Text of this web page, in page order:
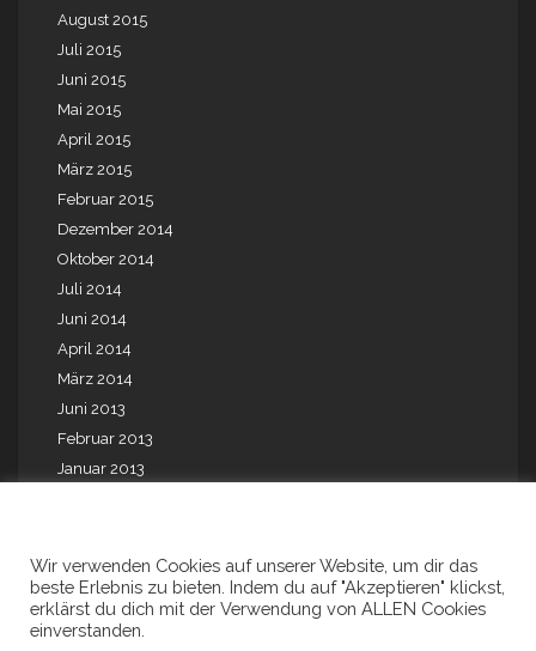
August 2015
Juli 2015
Juni 2015
Mai 2015
April 2015
März 2015
Februar 2015
Dezember 2014
Oktober 2014
Juli 2014
Juni 2014
April 2014
März 2014
Juni 2013
Februar 2013
Januar 2013
August 2009
Juli 2001
Wir verwenden Cookies auf unserer Website, um dir das
beste Erlebnis zu bieten. Indem du auf "Akzeptieren" klickst,
erklärst du dich mit der Verwendung von ALLEN Cookies
einverstanden.